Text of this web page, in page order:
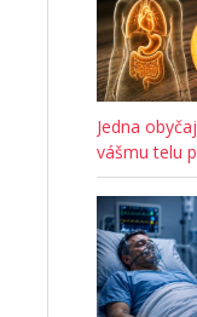
Jedna
vášmu telu